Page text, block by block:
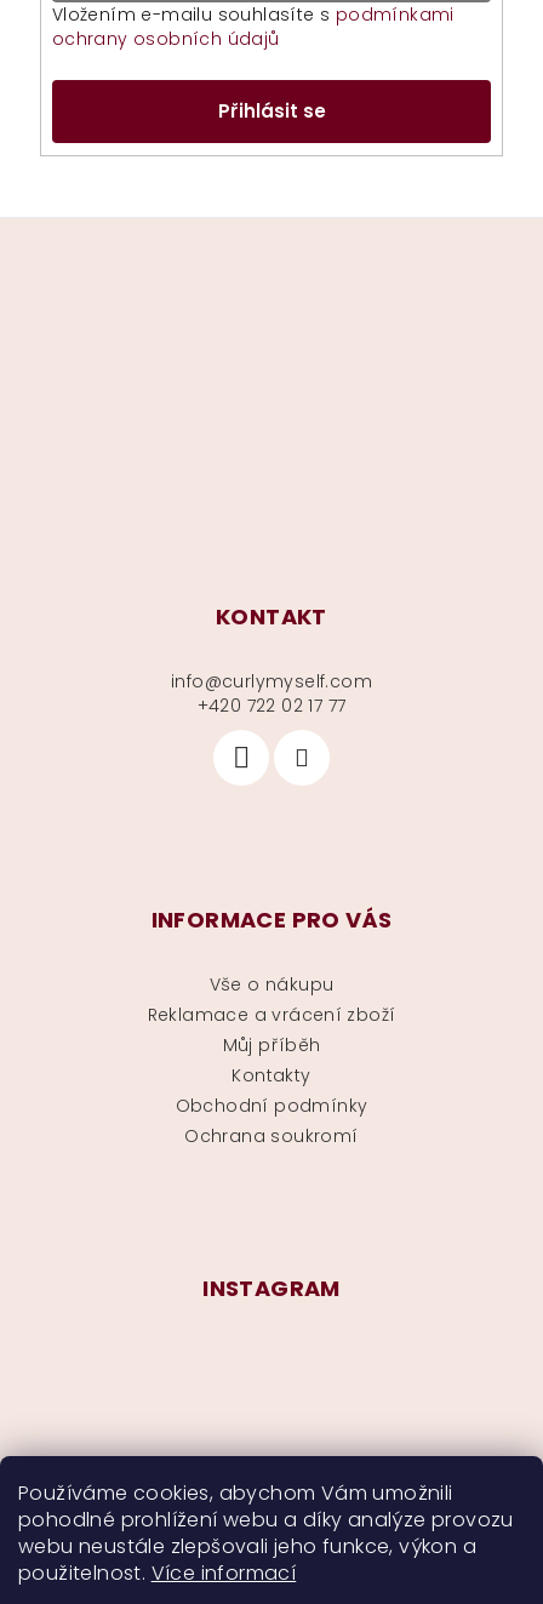
Používáme cookies, abychom Vám umožnili
pohodlné prohlížení webu a díky analýze provozu
webu neustále zlepšovali jeho funkce, výkon a
použitelnost. Více informací
Vložením e-mailu souhlasíte s podmínkami
ochrany osobních údajů
Přihlásit se
KONTAKT
info@curlymyself.com
+420 722 02 17 77
INFORMACE PRO VÁS
Vše o nákupu
Reklamace a vrácení zboží
Můj příběh
Kontakty
Obchodní podmínky
Ochrana soukromí
INSTAGRAM
Sledovat na Instagramu